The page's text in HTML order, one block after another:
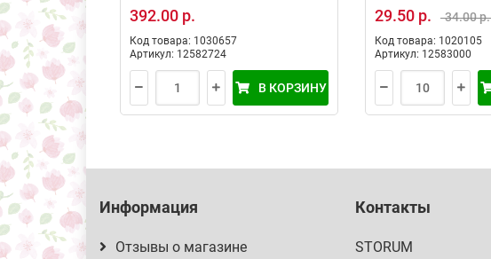
392.00 р.
Код товара: 1030657
Артикул: 12582724
В КОРЗИНУ
29.50 р. 34.00 р.
Код товара: 1020105
Артикул: 12583000
Информация
Отзывы о магазине
Контакты
STORUM